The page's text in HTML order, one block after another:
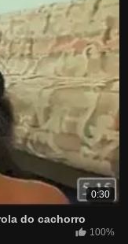
0:30
do cachorro
100%